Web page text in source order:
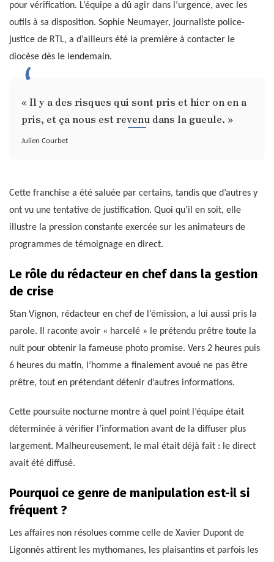
pour vérification. L’équipe a dû agir dans l’urgence, avec les
outils à sa disposition. Sophie Neumayer, journaliste police-
justice de RTL, a d’ailleurs été la première à contacter le
diocèse dès le lendemain.
« Il y a des risques qui sont pris et hier on en a
pris, et ça nous est revenu dans la gueule. »
Julien Courbet
Cette franchise a été saluée par certains, tandis que d’autres y
ont vu une tentative de justification. Quoi qu’il en soit, elle
illustre la pression constante exercée sur les animateurs de
programmes de témoignage en direct.
Le rôle du rédacteur en chef dans la gestion
de crise
Stan Vignon, rédacteur en chef de l’émission, a lui aussi pris la
parole. Il raconte avoir « harcelé » le prétendu prêtre toute la
nuit pour obtenir la fameuse photo promise. Vers 2 heures puis
6 heures du matin, l’homme a finalement avoué ne pas être
prêtre, tout en prétendant détenir d’autres informations.
Cette poursuite nocturne montre à quel point l’équipe était
déterminée à vérifier l’information avant de la diffuser plus
largement. Malheureusement, le mal était déjà fait : le direct
avait été diffusé.
Pourquoi ce genre de manipulation est-il si
fréquent ?
Les affaires non résolues comme celle de Xavier Dupont de
Ligonnès attirent les mythomanes, les plaisantins et parfois les